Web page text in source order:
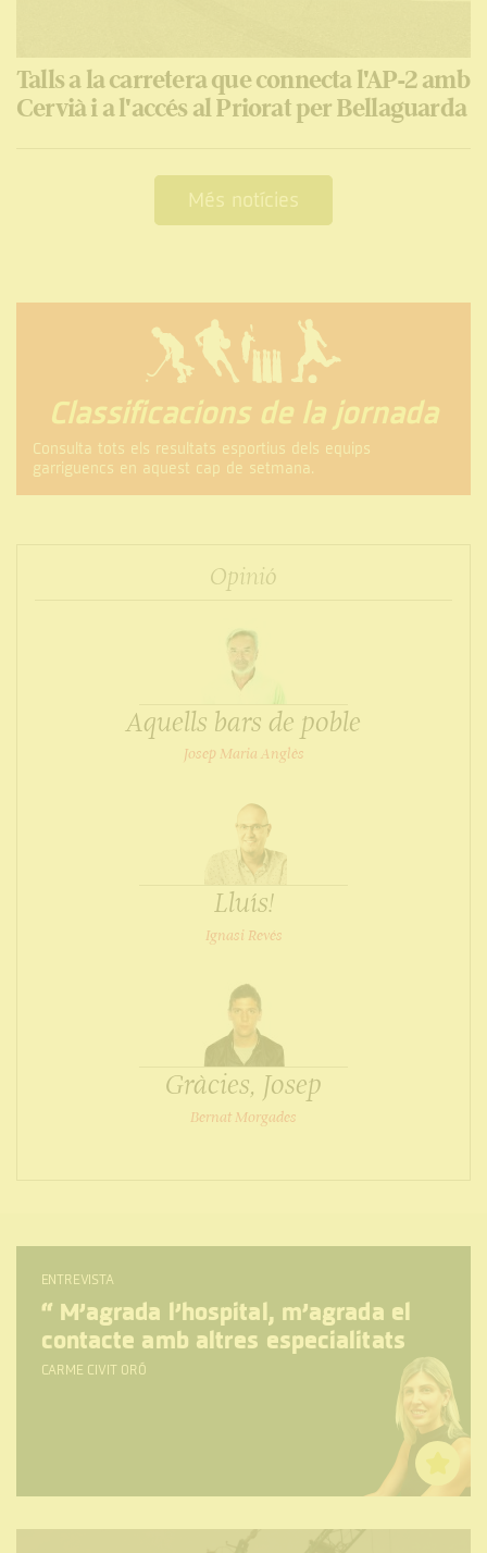
Talls a la carretera que connecta l'AP-2 amb
Cervià i a l'accés al Priorat per Bellaguarda
Més notícies
Classificacions de la jornada
Consulta tots els resultats esportius dels equips
garriguencs en aquest cap de setmana.
Opinió
Aquells bars de poble
Josep Maria Anglès
Lluís!
Ignasi Revés
Gràcies, Josep
Bernat Morgades
ENTREVISTA
“ M’agrada l’hospital, m’agrada el
contacte amb altres especialitats
CARME CIVIT ORÓ